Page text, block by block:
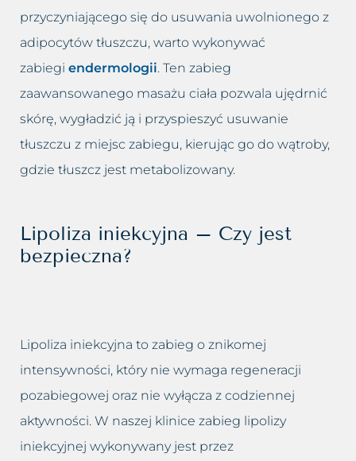
przyczyniającego się do usuwania uwolnionego z
adipocytów tłuszczu, warto wykonywać
zabiegi endermologii. Ten zabieg
zaawansowanego masażu ciała pozwala ujędrnić
skórę, wygładzić ją i przyspieszyć usuwanie
tłuszczu z miejsc zabiegu, kierując go do wątroby,
gdzie tłuszcz jest metabolizowany.
Lipoliza iniekcyjna – Czy jest
bezpieczna?
Lipoliza iniekcyjna to zabieg o znikomej
intensywności, który nie wymaga regeneracji
pozabiegowej oraz nie wyłącza z codziennej
aktywności. W naszej klinice zabieg lipolizy
iniekcyjnej wykonywany jest przez